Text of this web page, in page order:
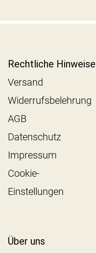
Rechtliche Hinweise
Versand
Widerrufsbelehrung
AGB
Datenschutz
Impressum
Cookie-
Einstellungen
Über uns